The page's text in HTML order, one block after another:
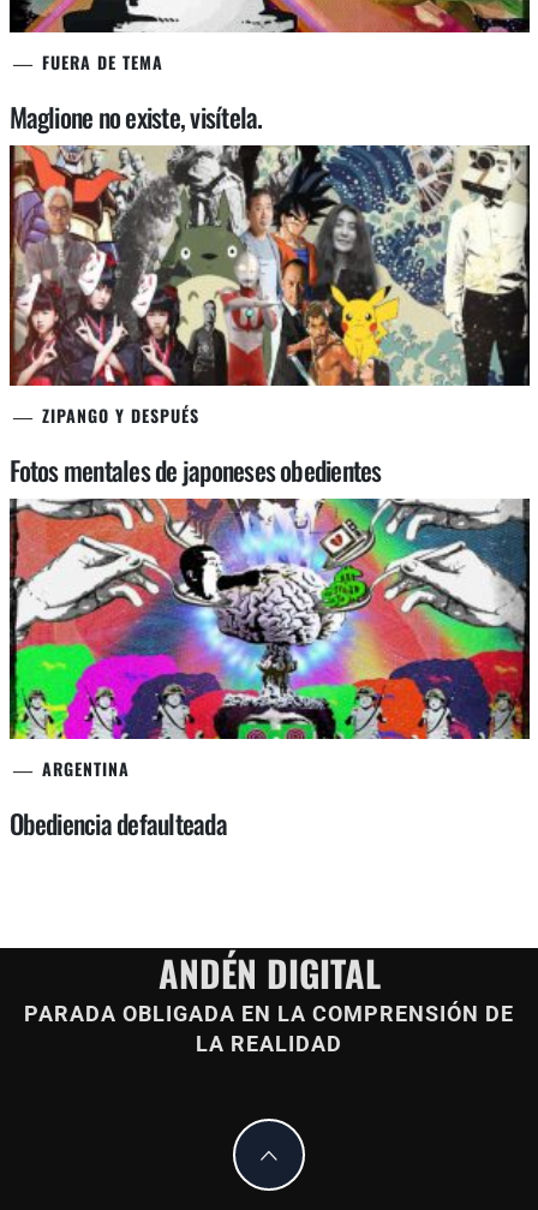
FUERA DE TEMA
Maglione no existe, visítela.
ZIPANGO Y DESPUÉS
Fotos mentales de japoneses obedientes
ARGENTINA
Obediencia defaulteada
ANDÉN DIGITAL
PARADA OBLIGADA EN LA COMPRENSIÓN DE
LA REALIDAD